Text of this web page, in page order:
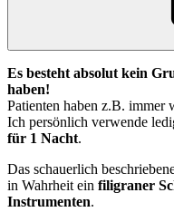
Es besteht absolut kein
haben!
Patienten haben z.B. immer
Ich persönlich verwende
für 1 Nacht.
Das schauerlich
in Wahrheit ein filigraner
Instrumenten.